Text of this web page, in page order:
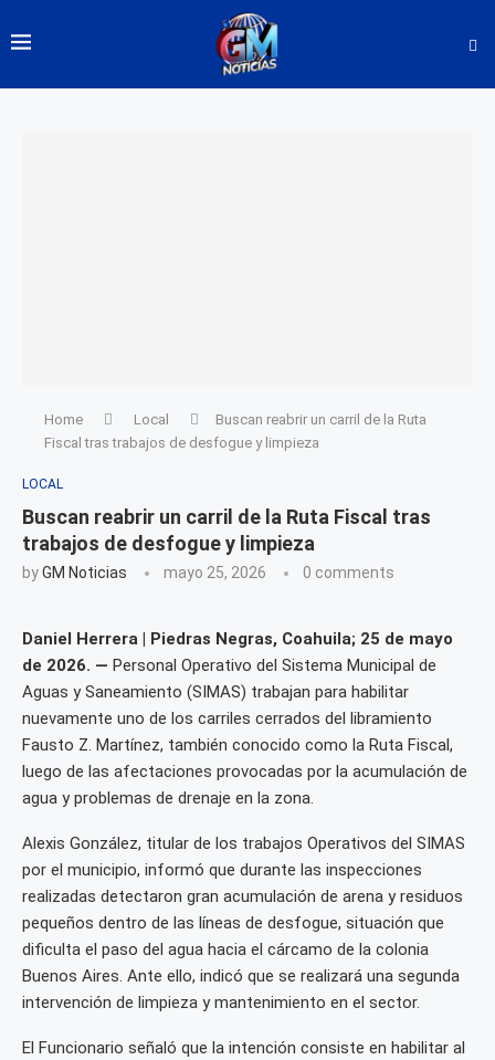
Home Local
Buscan reabrir un carril de la Ruta
Fiscal tras trabajos de desfogue y limpieza
LOCAL
Buscan reabrir un carril de la Ruta Fiscal tras
trabajos de desfogue y limpieza
byGM Noticias mayo 25, 2026 0 comments
Daniel Herrera | Piedras Negras, Coahuila; 25 de mayo
de 2026. — Personal Operativo del Sistema Municipal de
Aguas y Saneamiento (SIMAS) trabajan para habilitar
nuevamente uno de los carriles cerrados del libramiento
Fausto Z. Martínez, también conocido como la Ruta Fiscal,
luego de las afectaciones provocadas por la acumulación de
agua y problemas de drenaje en la zona.
Alexis González, titular de los trabajos Operativos del SIMAS
por el municipio, informó que durante las inspecciones
realizadas detectaron gran acumulación de arena y residuos
pequeños dentro de las líneas de desfogue, situación que
dificulta el paso del agua hacia el cárcamo de la colonia
Buenos Aires. Ante ello, indicó que se realizará una segunda
intervención de limpieza y mantenimiento en el sector.
El Funcionario señaló que la intención consiste en habilitar al